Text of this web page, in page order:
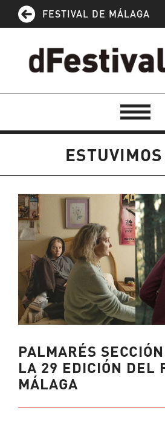
FESTIVAL DE MÁLAGA
PALMARÉS
LA 29 EDICIÓN DEL
MÁLAGA